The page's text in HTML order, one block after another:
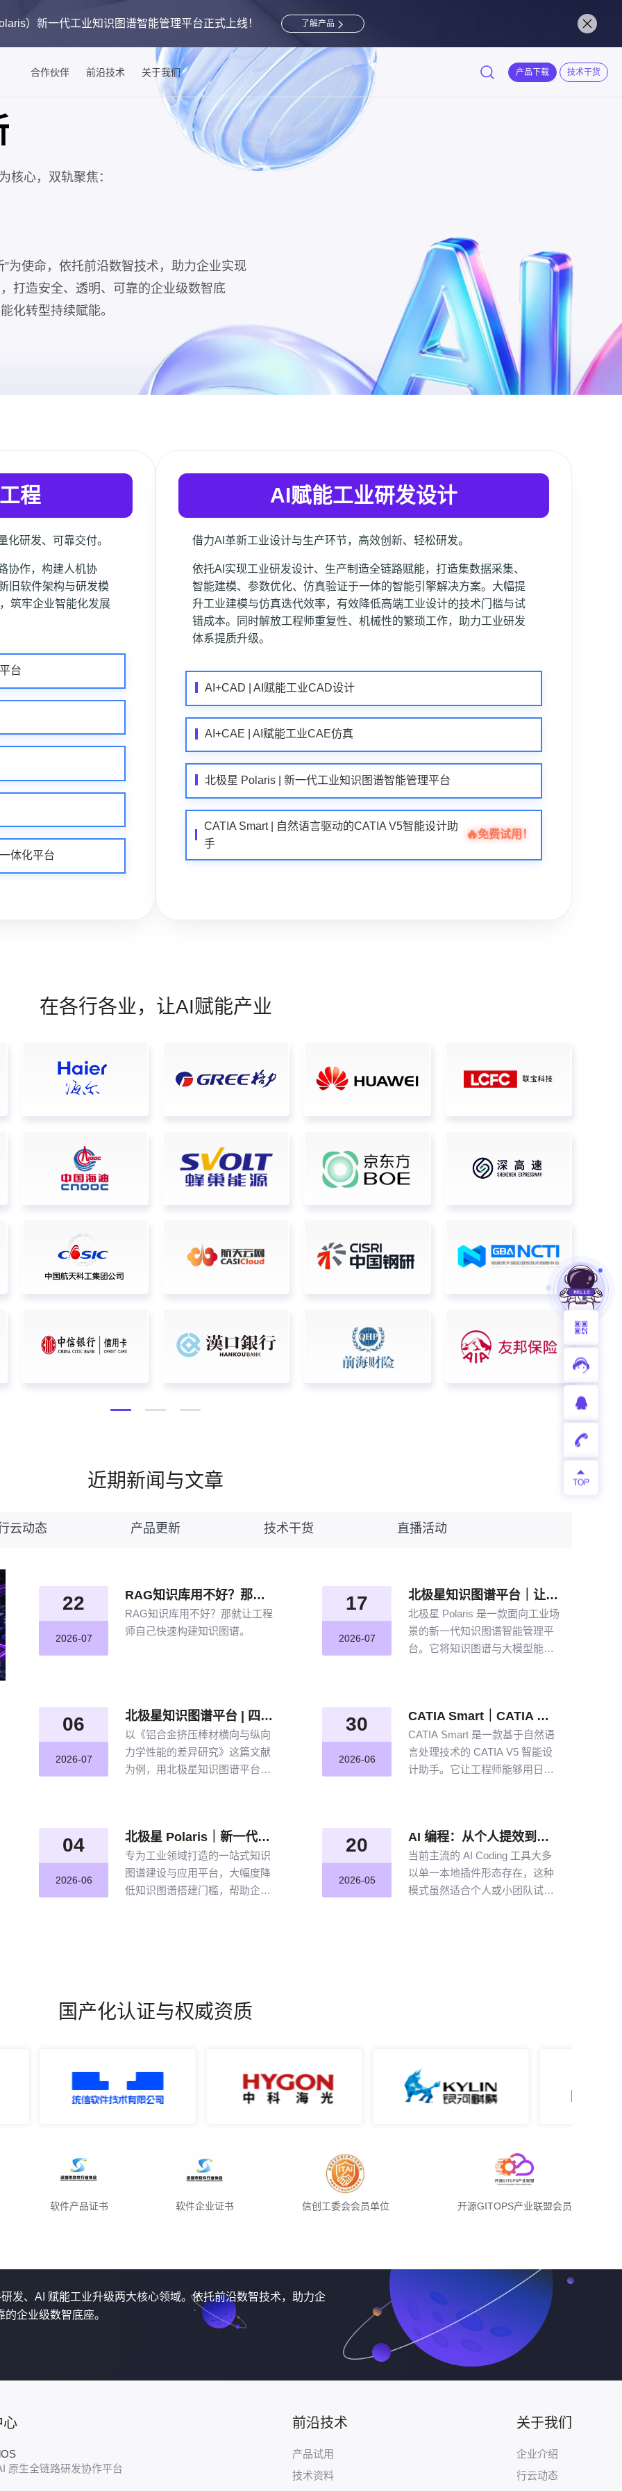
） 新一代工业知识图谱智能管理平台正式上线！ 了解产品
产品下载 技术干货
合作伙伴 前沿技术 关于我们
核心，双轨聚焦：
”为使命，依托前沿数智技术，助力企业实现
打造安全、透明、可靠的企业级数智底
化转型持续赋能。
程
化研发、可靠交付。
协作，构建人机协
旧软件架构与研发模
筑牢企业智能化发展
台
体化平台
AI赋能工业研发设计
借力AI革新工业设计与生产环节，高效创新、轻松研发。
依托AI实现工业研发设计、生产制造全链路赋能，打造集数据采集、
智能建模、参数优化、仿真验证于一体的智能引擎解决方案。大幅提
升工业建模与仿真迭代效率，有效降低高端工业设计的技术门槛与试
错成本。同时解放工程师重复性、机械性的繁琐工作，助力工业研发
体系提质升级。
AI+CAD | AI赋能工业CAD设计
AI+CAE | AI赋能工业CAE仿真
北极星 Polaris | 新一代工业知识图谱智能管理平台
CATIA Smart | 自然语言驱动的CATIA V5智能设计助
手
🔥免费试用！
在各行各业，让AI赋能产业
近期新闻与文章
云动态 产品更新 技术干货 直播活动
22
2026-07
RAG知识库用不好？那就让工程师自己快速构建知识图谱
RAG知识库用不好？那就让工程
师自己快速构建知识图谱。
17
2026-07
北极星知识图谱平台｜让航空发动机叶片知识“连”起来
北极星 Polaris 是一款面向工业场
景的新一代知识图谱智能管理平
台。它将知识图谱与大模型能力
网络。
06
2026-07
北极星知识图谱平台 | 四步盘活航空材料全量文献
以《铝合金挤压棒材横向与纵向
力学性能的差异研究》这篇文献
为例，用北极星知识图谱平台四
工逐条标注、清洗的低效方式。
30
2026-06
CATIA Smart｜CATIA 专属 AI 智能体，说说话，AI 帮你建模
CATIA Smart 是一款基于自然语
言处理技术的 CATIA V5 智能设
计助手。它让工程师能够用日常
04
2026-06
北极星 Polaris｜新一代工业知识图谱智能管理平台，点亮工业知识智能之路
专为工业领域打造的一站式知识
图谱建设与应用平台，大幅度降
低知识图谱搭建门槛，帮助企业
20
2026-05
AI 编程：从个人提效到企业规模化落地的破局之道
当前主流的 AI Coding 工具大多
以单一本地插件形态存在，这种
模式虽然适合个人或小团队试点
国产化认证与权威资质
软件产品证书 软件企业证书 信创工委会会员单位 开源GITOPS产业联盟会员
发、AI 赋能工业升级两大核心领域。依托前沿数智技术，助力企
企业级数智底座。
心
原生全链路研发协作平台
前沿技术
产品试用
技术资料
关于我们
企业介绍
行云动态